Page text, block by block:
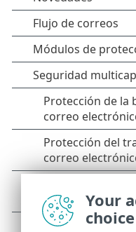
Your
choice